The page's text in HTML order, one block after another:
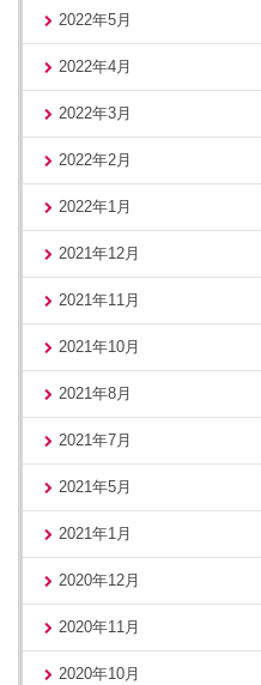
2022年5月
2022年4月
2022年3月
2022年2月
2022年1月
2021年12月
2021年11月
2021年10月
2021年8月
2021年7月
2021年5月
2021年1月
2020年12月
2020年11月
2020年10月